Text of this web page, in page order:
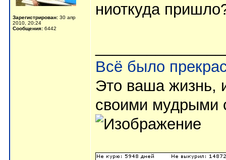
Зарегистрирован: 30 апр
2010, 20:24
Сообщения: 6442
ниоткуда
Всё было
Это ваша жизнь,
своими мудрыми